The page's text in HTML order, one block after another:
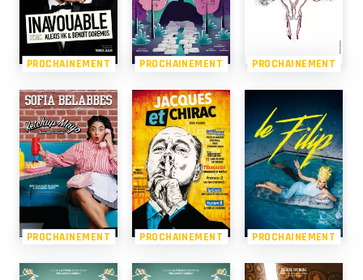
PROCHAINEMENT PROCHAINEMENT PROCHAINEMENT
PROCHAINEMENT PROCHAINEMENT PROCHAINEMENT